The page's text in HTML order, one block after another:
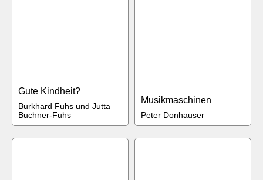
Gute Kindheit?
Burkhard Fuhs und Jutta
Buchner-Fuhs
Musikmaschinen
Peter Donhauser